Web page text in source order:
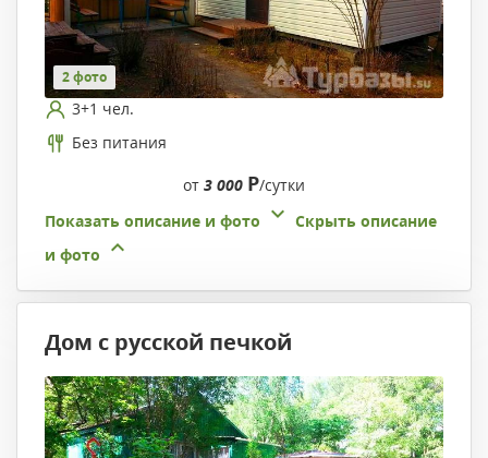
2 фото
3+1 чел.
Без питания
от 3 000 Р/сутки
Показать описание и фото
Скрыть описание
и фото
Дом с русской печкой